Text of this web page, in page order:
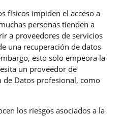
físicos impiden el acceso a
personas tienden a
a proveedores de servicios
una recuperación de datos
esto solo empeora la
un proveedor de
de Datos profesional, como
los riesgos asociados a la